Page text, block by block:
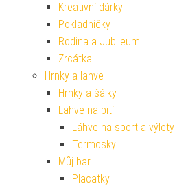
Kreativní dárky
Pokladničky
Rodina a Jubileum
Zrcátka
Hrnky a lahve
Hrnky a šálky
Lahve na pití
Láhve na sport a výlety
Termosky
Můj bar
Placatky